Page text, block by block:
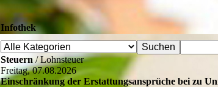
Infothek
Steuern / Lohnsteuer
Freitag, 07.08.2026
Einschränkung der Erstattungsansprüche bei zu